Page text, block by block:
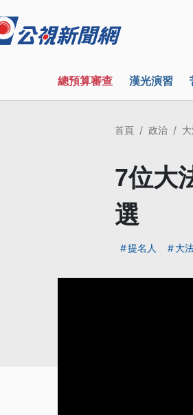
總預算審查 漢光演習
首頁 政治
7位大
選
提名人 大